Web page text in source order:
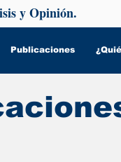
Publicaciones
y Opinión.